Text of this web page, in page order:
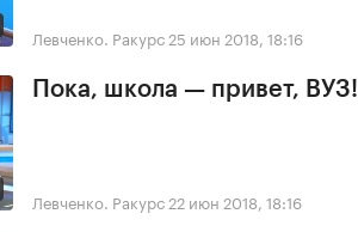
Левченко. Ракурс 25 июн 2018, 18:16
Пока, школа — привет, ВУЗ!
Левченко. Ракурс 22 июн 2018, 18:16